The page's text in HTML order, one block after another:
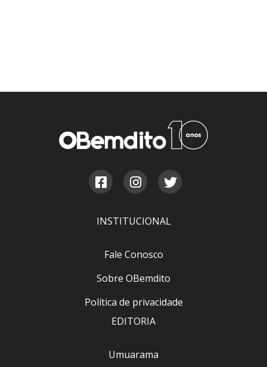
INSTITUCIONAL
Fale Conosco
Sobre OBemdito
Política de privacidade
EDITORIA
Umuarama